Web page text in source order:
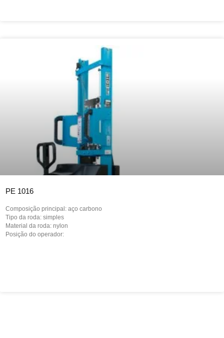
PE 1016
Composição principal: aço carbono
Tipo da roda: simples
Material da roda: nylon
Posição do operador: